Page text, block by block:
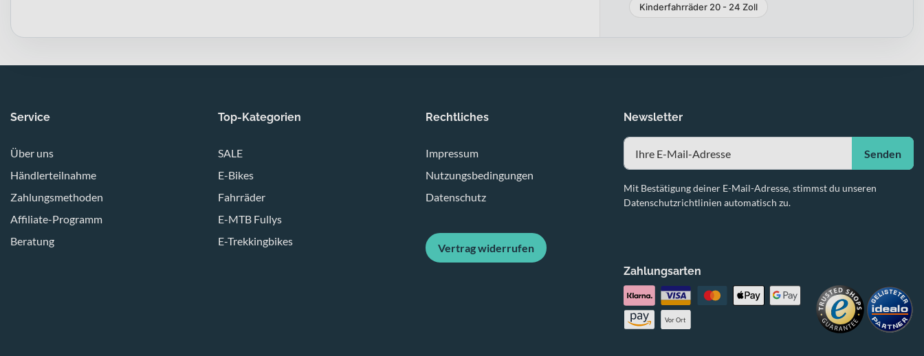
Kinderfahrräder 20 - 24 Zoll
Service
Über uns
Händlerteilnahme
Zahlungsmethoden
Affiliate-Programm
Beratung
Top-Kategorien
SALE
E-Bikes
Fahrräder
E-MTB Fullys
E-Trekkingbikes
Rechtliches
Impressum
Nutzungsbedingungen
Datenschutz
Vertrag widerrufen
Newsletter
Senden
Mit Bestätigung deiner E-Mail-Adresse, stimmst du unseren
Datenschutzrichtlinien automatisch zu.
Zahlungsarten
Vor Ort